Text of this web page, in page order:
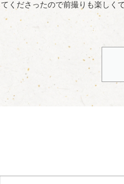
くださったので前撮りも楽しく